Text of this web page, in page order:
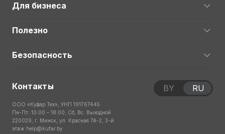
Для бизнеса
Полезно
Безопасность
Контакты
ООО «Куфар Тех», УНП 191767445
Пн-Пт: 10:00 – 18:00; Сб, Вс: Выходной
220029, г. Минск, ул. Красная 7А-2, 3-й
этаж help@kufar.by
BY RU